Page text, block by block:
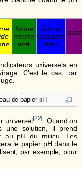
forme
neutre
vert
forme
basique
bleu
universels en
C'est le cas, par
de papier pH
universel[22] . Quand on
une solution, il prend
au pH du milieu. Les
le papier pH dans le
par exemple, pour